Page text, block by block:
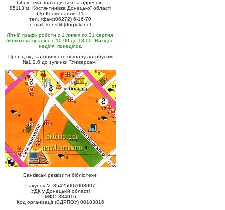
бібліотека знаходиться за адресою:
85113 м. Костянтинівка Донецької області
б/р Космонавтів, 11
тел. /факс(06272) 6-16-70
e-mail: konstlib(dog)ukr.net
Літній графік роботи с 1 липня по 31 серпня:
бібліотека працює с 10:00 до 18:00. Вихідні -
неділя, понеділок.
Проїзд від залізничного вокзалу автобусом
№1,2,6 до зупинки "Універсам"
Банківські реквізити бібліотеки:
Рахунок № 35425007003007
УДК у Донецькій області
МФО 834016
Код організації (ЄДРПОУ) 00183816